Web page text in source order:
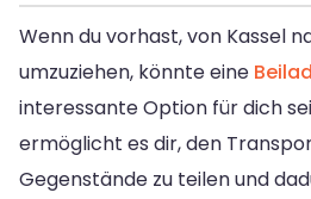
Wenn du vorhast, von Kassel
umzuziehen, könnte eine
interessante Option für dich
ermöglicht es dir, den
Gegenstände zu teilen und